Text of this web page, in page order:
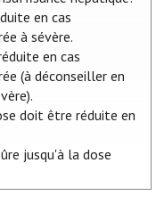
en cas
à sévère.
en cas
(à déconseiller en
doit être réduite en
jusqu'à la dose